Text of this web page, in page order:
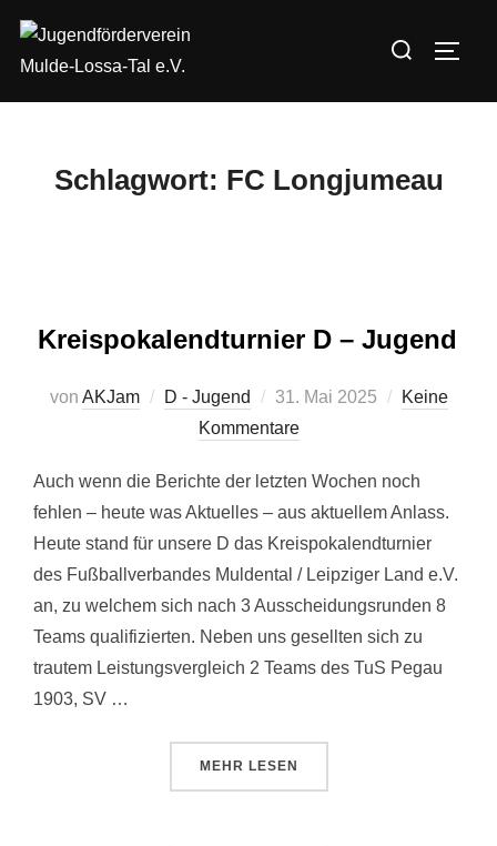
Inhalt
springen
Suchen
Schlagwort: FC Longjumeau
Kreispokalendturnier D – Jugend
von AKJam D - Jugend
Veröffentlicht
am
31. Mai 2025
Keine
Kommentare
Auch wenn die Berichte der letzten Wochen noch
fehlen – heute was Aktuelles – aus aktuellem Anlass.
Heute stand für unsere D das Kreispokalendturnier
des Fußballverbandes Muldental / Leipziger Land e.V.
an, zu welchem sich nach 3 Ausscheidungsrunden 8
Teams qualifizierten. Neben uns gesellten sich zu
trautem Leistungsvergleich 2 Teams des TuS Pegau
1903, SV …
MEHR ÜBER
LESEN